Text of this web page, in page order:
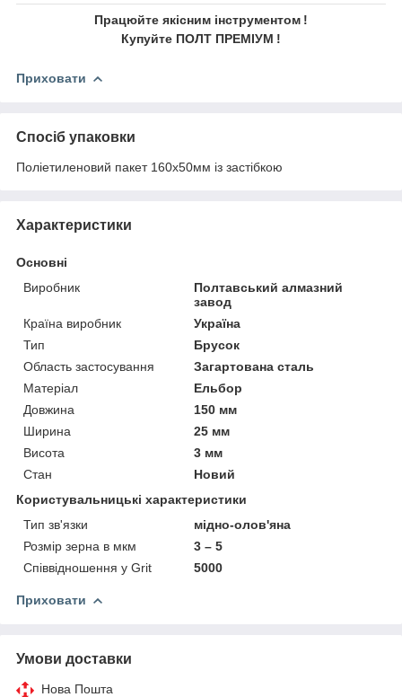
Працюйте якісним інструментом !
Купуйте ПОЛТ ПРЕМІУМ !
Приховати
Спосіб упаковки
Поліетиленовий пакет 160х50мм із застібкою
Характеристики
Основні
Виробник
Полтавський алмазний
завод
Країна виробник
Україна
Тип
Брусок
Область застосування
Загартована сталь
Матеріал
Ельбор
Довжина
150 мм
Ширина
25 мм
Висота
3 мм
Стан
Новий
Користувальницькі характеристики
Тип зв'язки
мідно-олов'яна
Розмір зерна в мкм
3 – 5
Співвідношення у Grit
5000
Приховати
Умови доставки
Нова Пошта